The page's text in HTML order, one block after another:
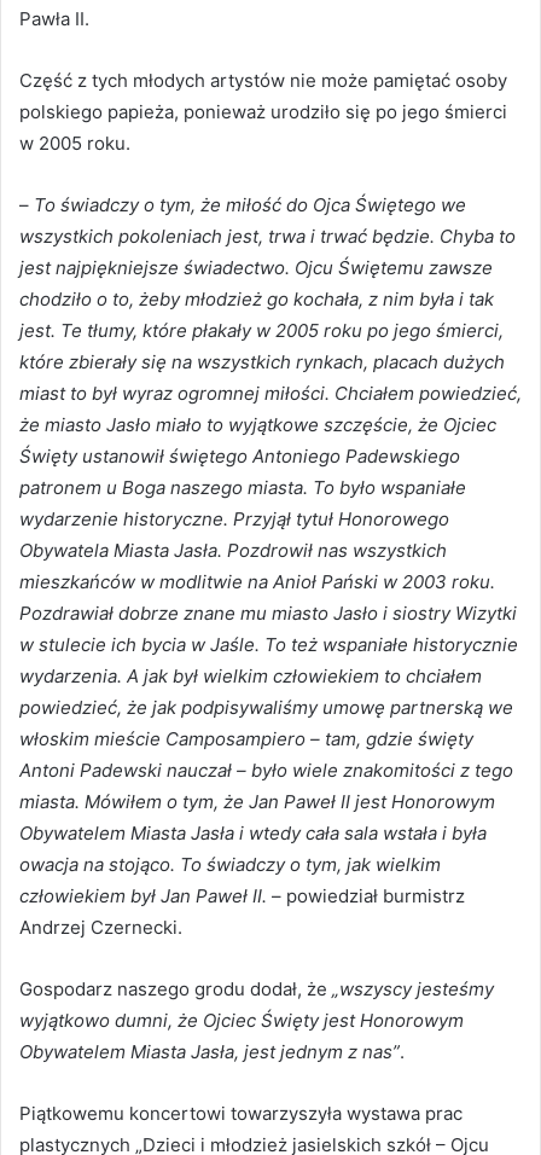
Pawła II.
Część z tych młodych artystów nie może pamiętać osoby
polskiego papieża, ponieważ urodziło się po jego śmierci
w 2005 roku.
– To świadczy o tym, że miłość do Ojca Świętego we
wszystkich pokoleniach jest, trwa i trwać będzie. Chyba to
jest najpiękniejsze świadectwo. Ojcu Świętemu zawsze
chodziło o to, żeby młodzież go kochała, z nim była i tak
jest. Te tłumy, które płakały w 2005 roku po jego śmierci,
które zbierały się na wszystkich rynkach, placach dużych
miast to był wyraz ogromnej miłości. Chciałem powiedzieć,
że miasto Jasło miało to wyjątkowe szczęście, że Ojciec
Święty ustanowił świętego Antoniego Padewskiego
patronem u Boga naszego miasta. To było wspaniałe
wydarzenie historyczne. Przyjął tytuł Honorowego
Obywatela Miasta Jasła. Pozdrowił nas wszystkich
mieszkańców w modlitwie na Anioł Pański w 2003 roku.
Pozdrawiał dobrze znane mu miasto Jasło i siostry Wizytki
w stulecie ich bycia w Jaśle. To też wspaniałe historycznie
wydarzenia. A jak był wielkim człowiekiem to chciałem
powiedzieć, że jak podpisywaliśmy umowę partnerską we
włoskim mieście Camposampiero – tam, gdzie święty
Antoni Padewski nauczał – było wiele znakomitości z tego
miasta. Mówiłem o tym, że Jan Paweł II jest Honorowym
Obywatelem Miasta Jasła i wtedy cała sala wstała i była
owacja na stojąco. To świadczy o tym, jak wielkim
człowiekiem był Jan Paweł II. – powiedział burmistrz
Andrzej Czernecki.
Gospodarz naszego grodu dodał, że „wszyscy jesteśmy
wyjątkowo dumni, że Ojciec Święty jest Honorowym
Obywatelem Miasta Jasła, jest jednym z nas”.
Piątkowemu koncertowi towarzyszyła wystawa prac
plastycznych „Dzieci i młodzież jasielskich szkół – Ojcu